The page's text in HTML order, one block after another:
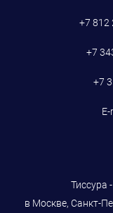
+7 812
+7
+7
Тиссура
в Москве, Санкт-